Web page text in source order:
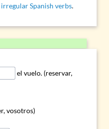
Spanish verbs.
el vuelo. (reservar,
vosotros)